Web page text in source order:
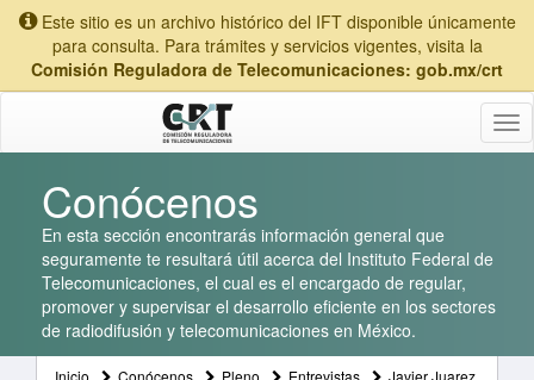
Este sitio es un archivo histórico del IFT disponible únicamente
para consulta. Para trámites y servicios vigentes, visita la
Comisión Reguladora de Telecomunicaciones: gob.mx/crt
Conócenos
En esta sección encontrarás información general que
seguramente te resultará útil acerca del Instituto Federal de
Telecomunicaciones, el cual es el encargado de regular,
promover y supervisar el desarrollo eficiente en los sectores
de radiodifusión y telecomunicaciones en México.
Inicio Conócenos Pleno Entrevistas
Javier Juarez